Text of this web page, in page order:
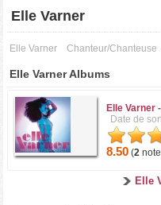
Elle Varner
Elle Varner Chanteur/Chanteuse
Elle Varner Albums
Elle Varner -
Date de
8.50 (2
Elle